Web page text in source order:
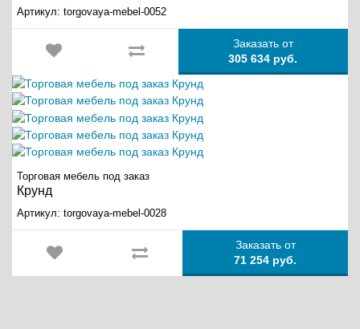
Артикул: torgovaya-mebel-0052
Заказать от
305 634 руб.
Торговая мебель под заказ
Крунд
Артикул: torgovaya-mebel-0028
Заказать от
71 254 руб.